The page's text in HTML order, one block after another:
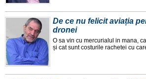
De ce nu felicit aviația
dronei
O sa vin cu mercurialul in mana,
și cat sunt costurile rachetei cu